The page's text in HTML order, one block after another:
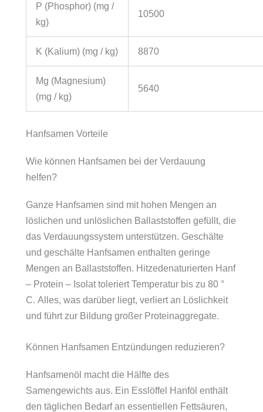
P (Phosphor) (mg /
kg)
10500
K (Kalium) (mg / kg) 8870
Mg (Magnesium)
(mg / kg)
5640
Hanfsamen Vorteile
Wie können Hanfsamen bei der Verdauung
helfen?
Ganze Hanfsamen sind mit hohen Mengen an
löslichen und unlöslichen Ballaststoffen gefüllt, die
das Verdauungssystem unterstützen. Geschälte
und geschälte Hanfsamen enthalten geringe
Mengen an Ballaststoffen. Hitzedenaturierten Hanf
– Protein – Isolat toleriert Temperatur bis zu 80 °
C. Alles, was darüber liegt, verliert an Löslichkeit
und führt zur Bildung großer Proteinaggregate.
Können Hanfsamen Entzündungen reduzieren?
Hanfsamenöl macht die Hälfte des
Samengewichts aus. Ein Esslöffel Hanföl enthält
den täglichen Bedarf an essentiellen Fettsäuren,